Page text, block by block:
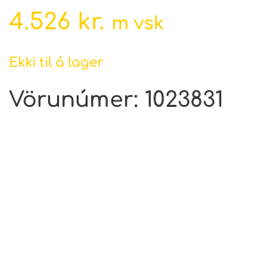
4.526 kr. m vsk
Ekki til á lager
Vörunúmer: 1023831